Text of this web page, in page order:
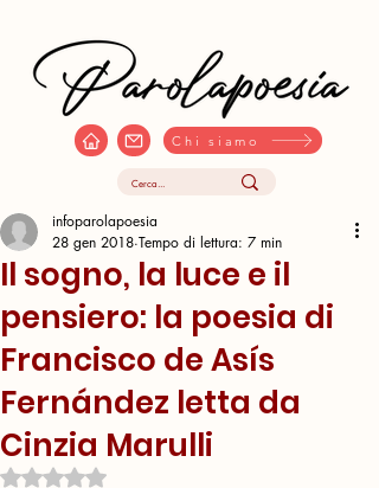
Chi siamo
Il sogno, la luce e il
pensiero: la poesia di
Francisco de Asís
Fernández letta da
Cinzia Marulli
infoparolapoesia
28 gen 2018 Tempo di lettura: 7 min
Valutazione NaN stelle su 5.